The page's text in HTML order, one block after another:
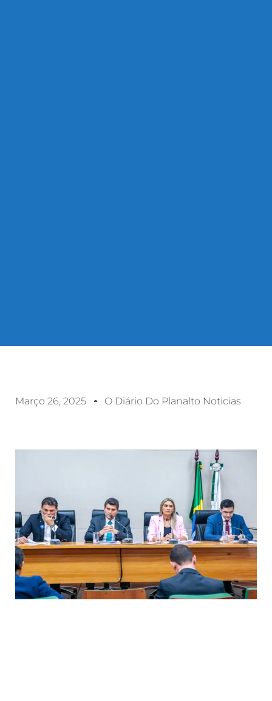
Março 26, 2025 O Diário Do Planalto Noticias